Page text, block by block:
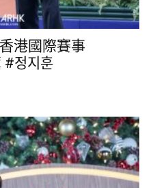
港國際賽事
정지훈